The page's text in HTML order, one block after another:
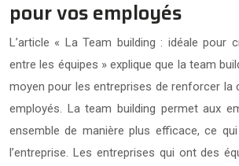
pour vos employés
L’article « La Team building : idéale pour
entre les équipes » explique que la team
moyen pour les entreprises de renforcer la
employés. La team building permet aux
ensemble de manière plus efficace, ce
l’entreprise. Les entreprises qui ont des